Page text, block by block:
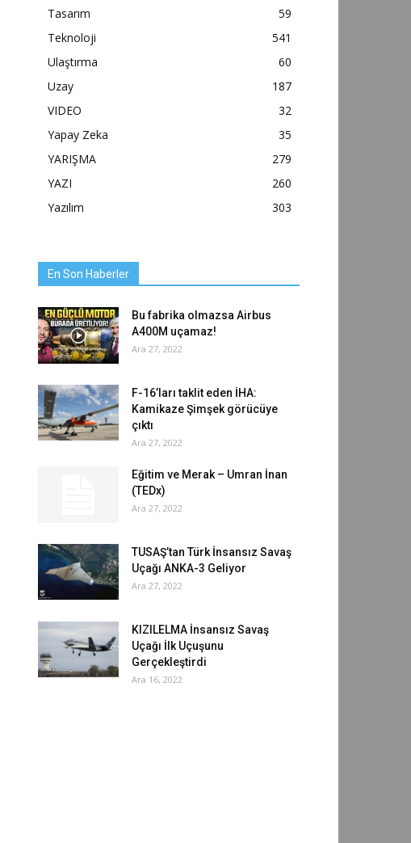
Tasarım
59
Teknoloji
541
Ulaştırma
60
Uzay
187
VIDEO
32
Yapay Zeka
35
YARIŞMA
279
YAZI
260
Yazılım
303
En Son Haberler
Bu fabrika olmazsa Airbus
A400M uçamaz!
Ara 27, 2022
F-16’ları taklit eden İHA:
Kamikaze Şimşek görücüye
çıktı
Ara 27, 2022
Eğitim ve Merak – Umran İnan
(TEDx)
Ara 27, 2022
TUSAŞ’tan Türk İnsansız Savaş
Uçağı ANKA-3 Geliyor
Ara 27, 2022
KIZILELMA İnsansız Savaş
Uçağı İlk Uçuşunu
Gerçekleştirdi
Ara 16, 2022